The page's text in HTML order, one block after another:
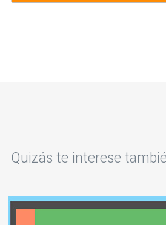
Quizás te interese